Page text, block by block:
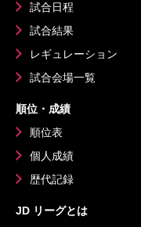
試合日程
試合結果
レギュレーション
試合会場一覧
順位・成績
順位表
個人成績
歴代記録
JD リーグとは